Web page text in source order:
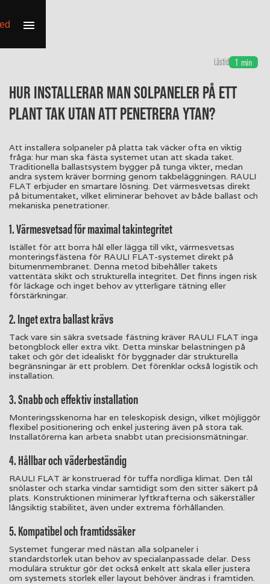
Lästid 1 min
Hur installerar man solpaneler på ett
plant tak utan att penetrera ytan?
Att installera solpaneler på platta tak väcker ofta en viktig
fråga: hur man ska fästa systemet utan att skada taket.
Traditionella ballastsystem bygger på tunga vikter, medan
andra system kräver borrning genom takbeläggningen. RAULI
FLAT erbjuder en smartare lösning. Det värmesvetsas direkt
på bitumentaket, vilket eliminerar behovet av både ballast och
mekaniska penetrationer.
1. Värmesvetsad för maximal takintegritet
Istället för att borra hål eller lägga till vikt, värmesvetsas
monteringsfästena för RAULI FLAT-systemet direkt på
bitumenmembranet. Denna metod bibehåller takets
vattentäta skikt och strukturella integritet. Det finns ingen risk
för läckage och inget behov av ytterligare tätning eller
förstärkningar.
2. Inget extra ballast krävs
Tack vare sin säkra svetsade fästning kräver RAULI FLAT inga
betongblock eller extra vikt. Detta minskar belastningen på
taket och gör det idealiskt för byggnader där strukturella
begränsningar är ett problem. Det förenklar också logistik och
installation.
3. Snabb och effektiv installation
Monteringsskenorna har en teleskopisk design, vilket möjliggör
flexibel positionering och enkel justering även på stora tak.
Installatörerna kan arbeta snabbt utan precisionsmätningar.
4. Hållbar och väderbeständig
RAULI FLAT är konstruerad för tuffa nordliga klimat. Den tål
snölaster och starka vindar samtidigt som den sitter säkert på
plats. Konstruktionen minimerar lyftkrafterna och säkerställer
långsiktig stabilitet, även under extrema förhållanden.
5. Kompatibel och framtidssäker
Systemet fungerar med nästan alla solpaneler i
standardstorlek utan behov av specialanpassade delar. Dess
modulära struktur gör det också enkelt att skala eller justera
om systemets storlek eller layout behöver ändras i framtiden.